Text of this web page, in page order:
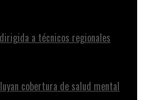
a técnicos regionales
cobertura de salud mental